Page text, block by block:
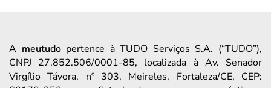
A meutudopertence à TUDO Serviços S.A. (“TUDO”),
CNPJ 27.852.506/0001-85, localizada à Av. Senador
Virgílio Távora, nº 303, Meireles, Fortaleza/CE, CEP: